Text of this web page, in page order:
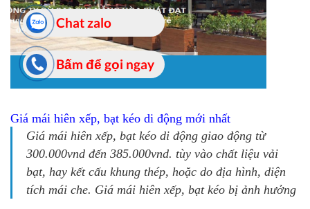
Giá mái hiên xếp, bạt kéo di động mới nhất
Giá mái hiên xếp, bạt kéo di động giao động từ
300.000vnd đến 385.000vnd. tùy vào chất liệu vải
bạt, hay kết cấu khung thép, hoặc do địa hình, diện
tích mái che. Giá mái hiên xếp, bạt kéo bị ảnh hưởng